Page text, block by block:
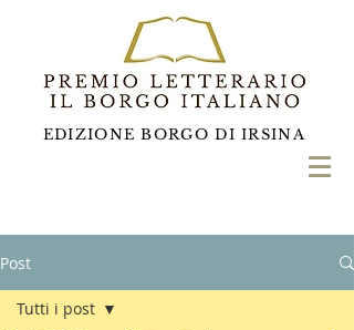
EDIZIONE BORGO DI IRSINA
Post
Tutti i post